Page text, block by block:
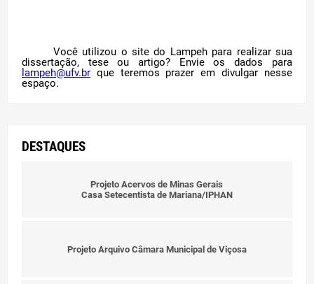
Você utilizou o site do Lampeh para realizar sua
dissertação, tese ou artigo? Envie os dados para
lampeh@ufv.br que teremos prazer em divulgar nesse
espaço.
DESTAQUES
Projeto Acervos de Minas Gerais
Casa Setecentista de Mariana/IPHAN
Projeto Arquivo Câmara Municipal de Viçosa